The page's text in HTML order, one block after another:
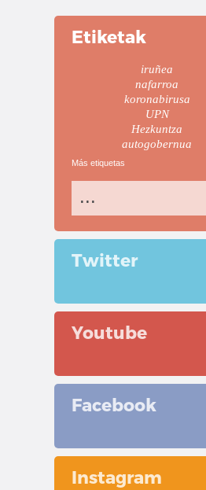
Etiketak
iruñea
nafarroa
koronabirusa
UPN
Hezkuntza
autogobernua
Más etiquetas
...
Twitter
Youtube
Facebook
Instagram